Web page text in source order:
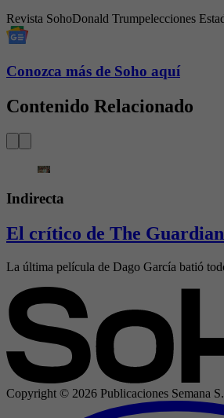
Revista SohoDonald Trumpelecciones
Conozca más de Soho aquí
Contenido Relacionado
Indirecta
El crítico de The Guardian
La última película de Dago García batió
Copyright © 2026 Publicaciones Semana